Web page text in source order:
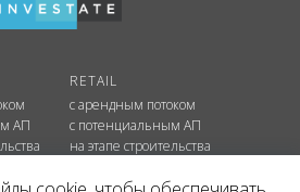
АП
RETAIL
с арендным потоком
с потенциальным АП
на этапе строительства